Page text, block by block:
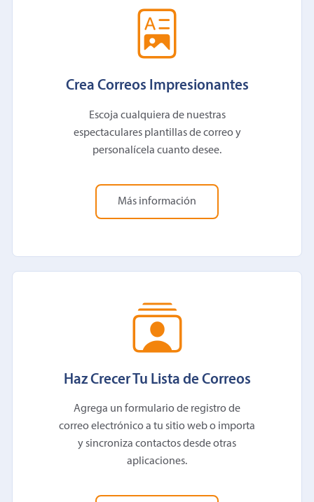
Crea Correos Impresionantes
Escoja cualquiera de nuestras
espectaculares plantillas de correo y
personalícela cuanto desee.
Más información
Haz Crecer Tu Lista de Correos
Agrega un formulario de registro de
correo electrónico a tu sitio web o importa
y sincroniza contactos desde otras
aplicaciones.